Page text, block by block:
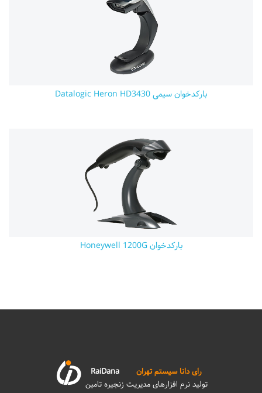
بارکدخوان سیمی Datalogic Heron HD3430
بارکدخوان Honeywell 1200G
رای دانا سیستم تهران
RaiDana
تولید نرم افزارهای مدیریت زنجیره تامین